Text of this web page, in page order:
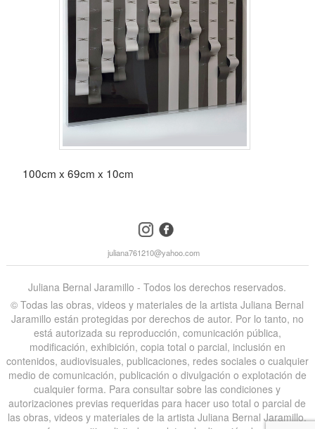
100cm x 69cm x 10cm
instagramfacebook
juliana761210@yahoo.com
Juliana Bernal Jaramillo - Todos los derechos reservados.
©️ Todas las obras, videos y materiales de la artista Juliana Bernal
Jaramillo están protegidas por derechos de autor. Por lo tanto, no
está autorizada su reproducción, comunicación pública,
modificación, exhibición, copia total o parcial, inclusión en
contenidos, audiovisuales, publicaciones, redes sociales o cualquier
medio de comunicación, publicación o divulgación o explotación de
cualquier forma. Para consultar sobre las condiciones y
autorizaciones previas requeridas para hacer uso total o parcial de
las obras, videos y materiales de la artista Juliana Bernal Jaramillo,